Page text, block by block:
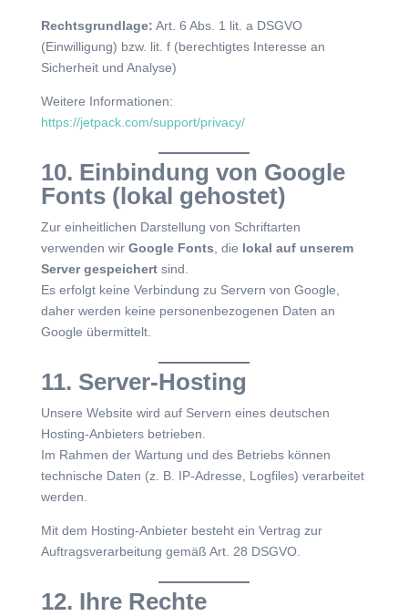
Rechtsgrundlage: Art. 6 Abs. 1 lit. a DSGVO
(Einwilligung) bzw. lit. f (berechtigtes Interesse an
Sicherheit und Analyse)
Weitere Informationen:
https://jetpack.com/support/privacy/
10. Einbindung von Google
Fonts (lokal gehostet)
Zur einheitlichen Darstellung von Schriftarten
verwenden wir Google Fonts , die lokal auf unserem
Server gespeichertsind.
Es erfolgt keine Verbindung zu Servern von Google,
daher werden keine personenbezogenen Daten an
Google übermittelt.
11. Server-Hosting
Unsere Website wird auf Servern eines deutschen
Hosting-Anbieters betrieben.
Im Rahmen der Wartung und des Betriebs können
technische Daten (z. B. IP-Adresse, Logfiles) verarbeitet
werden.
Mit dem Hosting-Anbieter besteht ein Vertrag zur
Auftragsverarbeitung gemäß Art. 28 DSGVO.
12. Ihre Rechte